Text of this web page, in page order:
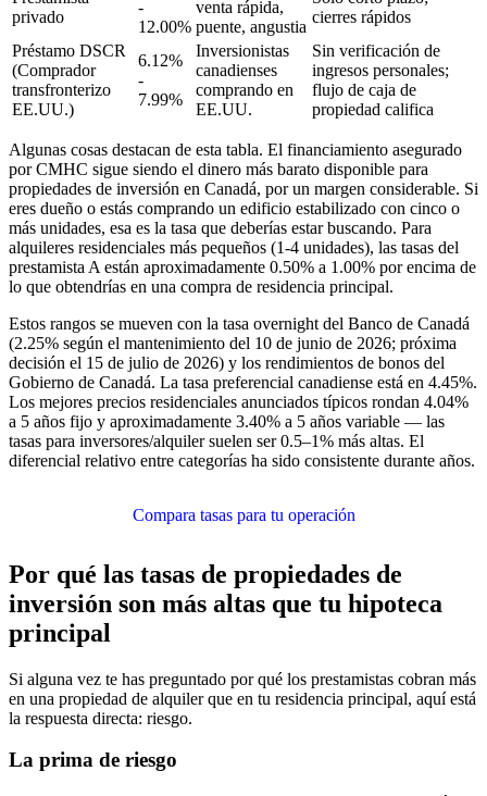
privado
-
12.00%
venta rápida,
puente, angustia
cierres rápidos
Préstamo DSCR
(Comprador
transfronterizo
EE.UU.)
6.12%
-
7.99%
Inversionistas
canadienses
comprando en
EE.UU.
Sin verificación de
ingresos personales;
flujo de caja de
propiedad califica
Algunas cosas destacan de esta tabla. El financiamiento asegurado
por CMHC sigue siendo el dinero más barato disponible para
propiedades de inversión en Canadá, por un margen considerable. Si
eres dueño o estás comprando un edificio estabilizado con cinco o
más unidades, esa es la tasa que deberías estar buscando. Para
alquileres residenciales más pequeños (1-4 unidades), las tasas del
prestamista A están aproximadamente 0.50% a 1.00% por encima de
lo que obtendrías en una compra de residencia principal.
Estos rangos se mueven con la tasa overnight del Banco de Canadá
(2.25% según el mantenimiento del 10 de junio de 2026; próxima
decisión el 15 de julio de 2026) y los rendimientos de bonos del
Gobierno de Canadá. La tasa preferencial canadiense está en 4.45%.
Los mejores precios residenciales anunciados típicos rondan 4.04%
a 5 años fijo y aproximadamente 3.40% a 5 años variable — las
tasas para inversores/alquiler suelen ser 0.5–1% más altas. El
diferencial relativo entre categorías ha sido consistente durante años.
Compara tasas para tu operación
Por qué las tasas de propiedades de
inversión son más altas que tu hipoteca
principal
Si alguna vez te has preguntado por qué los prestamistas cobran más
en una propiedad de alquiler que en tu residencia principal, aquí está
la respuesta directa: riesgo.
La prima de riesgo